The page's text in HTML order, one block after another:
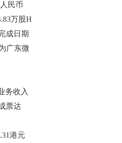
民币
万股H
成日期
广东微
务收入
票达
港元